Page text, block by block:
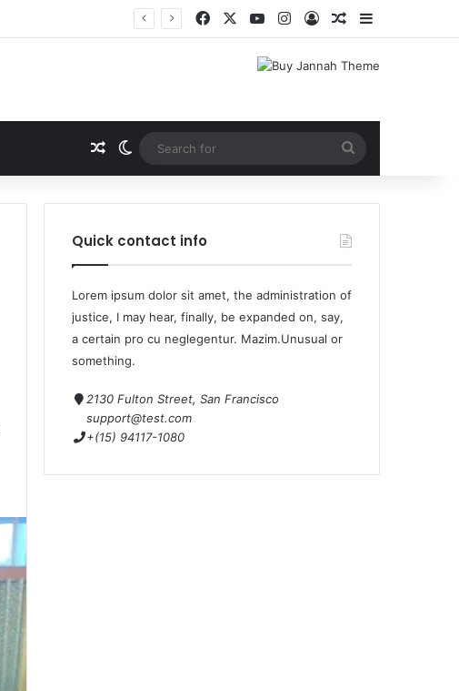
Quick contact info
Lorem ipsum dolor sit amet, the administration of
justice, I may hear, finally, be expanded on, say,
a certain pro cu neglegentur. Mazim.Unusual or
something.
2130 Fulton Street, San Francisco
support@test.com
+(15) 94117-1080